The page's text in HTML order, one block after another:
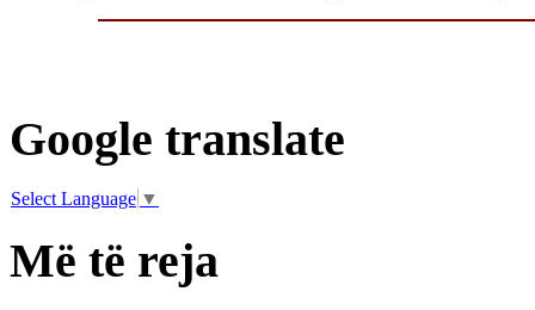
Google translate
Select Language ▼
Më të reja